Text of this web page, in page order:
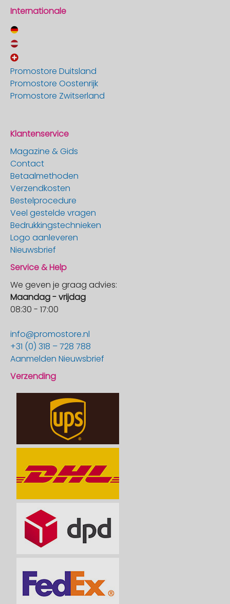
Internationale
Promostore Duitsland
Promostore Oostenrijk
Promostore Zwitserland
Klantenservice
Magazine & Gids
Contact
Betaalmethoden
Verzendkosten
Bestelprocedure
Veel gestelde vragen
Bedrukkingstechnieken
Logo aanleveren
Nieuwsbrief
Service & Help
We geven je graag advies:
Maandag - vrijdag
08:30 - 17:00
info@promostore.nl
+31 (0) 318 – 728 788
Aanmelden Nieuwsbrief
Verzending